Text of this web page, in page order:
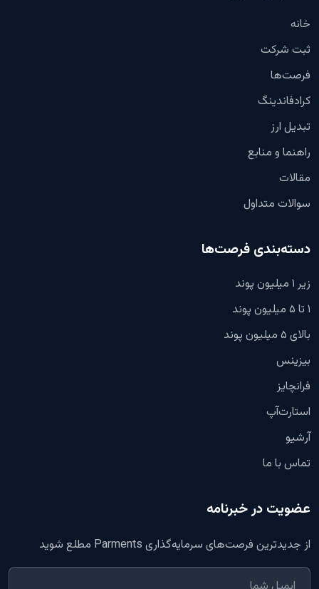
خانه
ثبت شرکت
فرصت‌ها
کرادفاندینگ
تبدیل ارز
راهنما و منابع
مقالات
سوالات متداول
دسته‌بندی فرصت‌ها
زیر ۱ میلیون پوند
۱ تا ۵ میلیون پوند
بالای ۵ میلیون پوند
بیزینس
فرانچایز
استارت‌آپ
آرشیو
تماس با ما
عضویت در خبرنامه
از جدیدترین فرصت‌های سرمایه‌گذاری Parments مطلع شوید